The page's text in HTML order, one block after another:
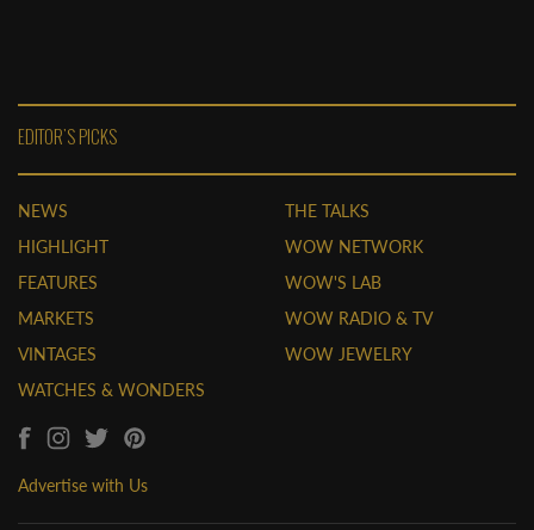
EDITOR'S PICKS
NEWS
HIGHLIGHT
FEATURES
MARKETS
VINTAGES
WATCHES & WONDERS
THE TALKS
WOW NETWORK
WOW'S LAB
WOW RADIO & TV
WOW JEWELRY
Advertise with Us